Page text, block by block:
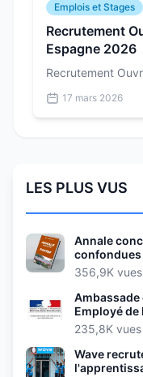
Emplois et Stages
Recrutement
Espagne 2026
Recrutement
17 mars 2026
LES PLUS VUS
Annale
confondues
356,9K vues
Ambassade
Employé de
235,8K vues
Wave